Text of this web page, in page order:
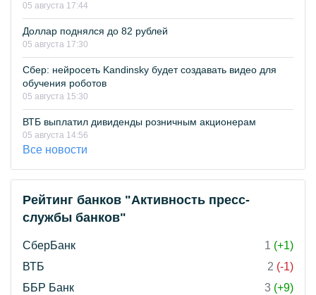
05 августа 17:44
Доллар поднялся до 82 рублей
05 августа 17:30
Сбер: нейросеть Kandinsky будет создавать видео для
обучения роботов
05 августа 15:30
ВТБ выплатил дивиденды розничным акционерам
05 августа 14:56
Все новости
Рейтинг банков "Активность пресс-
службы банков"
СберБанк 1 (+1)
ВТБ
2 (-1)
ББР Банк
3 (+9)